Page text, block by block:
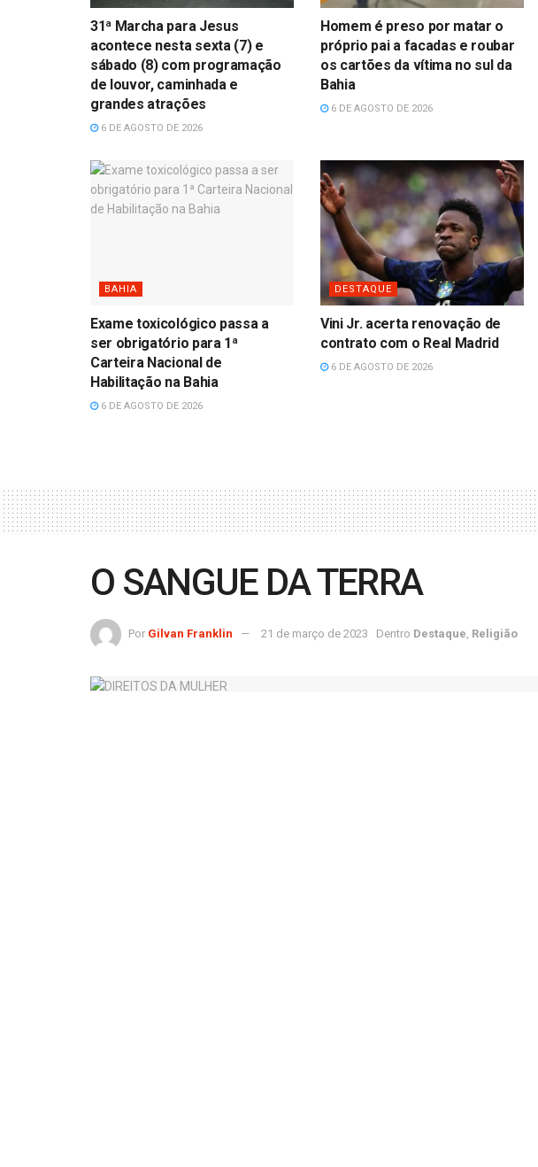
31ª Marcha para Jesus
acontece nesta sexta (7) e
sábado (8) com programação
de louvor, caminhada e
grandes atrações
6 DE AGOSTO DE 2026
Homem é preso por matar o
próprio pai a facadas e roubar
os cartões da vítima no sul da
Bahia
6 DE AGOSTO DE 2026
BAHIA
Exame toxicológico passa a
ser obrigatório para 1ª
Carteira Nacional de
Habilitação na Bahia
6 DE AGOSTO DE 2026
DESTAQUE
Vini Jr. acerta renovação de
contrato com o Real Madrid
6 DE AGOSTO DE 2026
O SANGUE DA TERRA
Por Gilvan Franklin 21 de março de 2023 Dentro Destaque Religião